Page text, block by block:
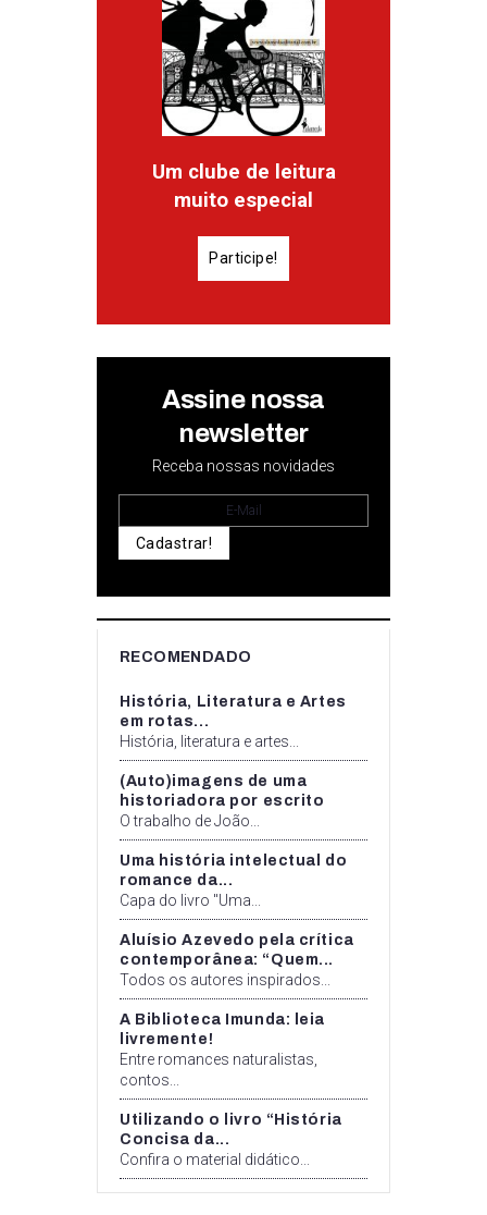
Um clube de leitura
muito especial
Participe!
Assine nossa
newsletter
Receba nossas novidades
Cadastrar!
RECOMENDADO
História, Literatura e Artes
em rotas...
História, literatura e artes...
(Auto)imagens de uma
historiadora por escrito
O trabalho de João...
Uma história intelectual do
romance da...
Capa do livro "Uma...
Aluísio Azevedo pela crítica
contemporânea: “Quem...
Todos os autores inspirados...
A Biblioteca Imunda: leia
livremente!
Entre romances naturalistas,
contos...
Utilizando o livro “História
Concisa da...
Confira o material didático...